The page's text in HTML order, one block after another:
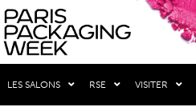
LES SALONS RSE VISITER